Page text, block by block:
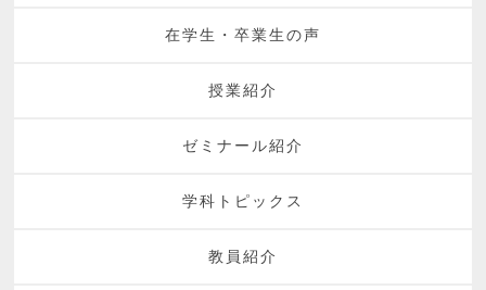
在学生・卒業生の声
授業紹介
ゼミナール紹介
学科トピックス
教員紹介